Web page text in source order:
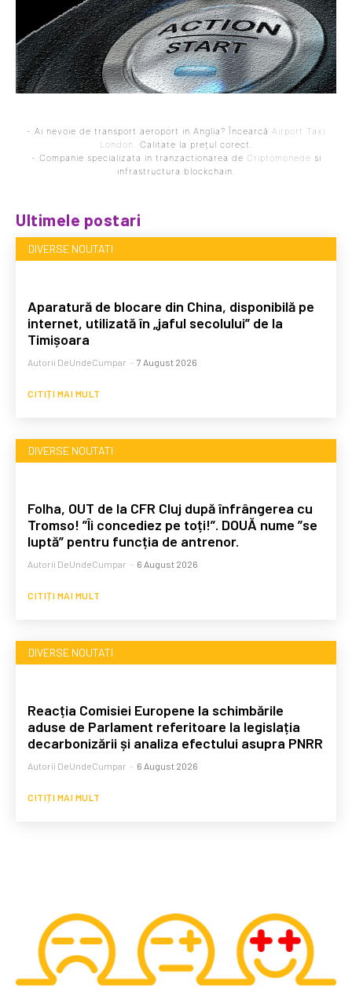
- Ai nevoie de transport aeroport in Anglia? Încearcă Airport Taxi
London
. Calitate la prețul corect.
- Companie specializata in tranzactionarea de Criptomonede si
infrastructura blockchain.
Ultimele postari
DIVERSE NOUTATI
Aparatură de blocare din China, disponibilă pe
internet, utilizată în „jaful secolului” de la
Timișoara
Autorii DeUndeCumpar - 7 August 2026
CITIȚI MAI MULT
DIVERSE NOUTATI
Folha, OUT de la CFR Cluj după înfrângerea cu
Tromso! ”Îi concediez pe toți!”. DOUĂ nume ”se
luptă” pentru funcția de antrenor.
Autorii DeUndeCumpar - 6 August 2026
CITIȚI MAI MULT
DIVERSE NOUTATI
Reacția Comisiei Europene la schimbările
aduse de Parlament referitoare la legislația
decarbonizării și analiza efectului asupra PNRR
Autorii DeUndeCumpar - 6 August 2026
CITIȚI MAI MULT